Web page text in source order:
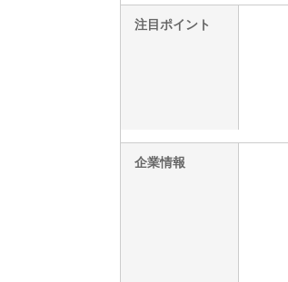
注目ポイント
企業情報